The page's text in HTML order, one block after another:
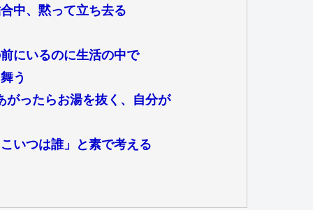
中、黙って立ち去る
にいるのに生活の中で
う
がったらお湯を抜く、自分が
いつは誰」と素で考える